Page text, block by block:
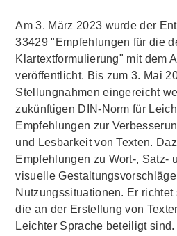
Am 3. März 2023 wurde der
33429 "Empfehlungen für die
Klartextformulierung" mit dem
veröffentlicht. Bis zum 3. Mai
Stellungnahmen eingereicht
zukünftigen DIN-Norm für
Empfehlungen zur
und Lesbarkeit von Texten.
Empfehlungen zu Wort-, Satz-
visuelle
Nutzungssituationen. Er
die an der Erstellung von
Leichter Sprache beteiligt sind.